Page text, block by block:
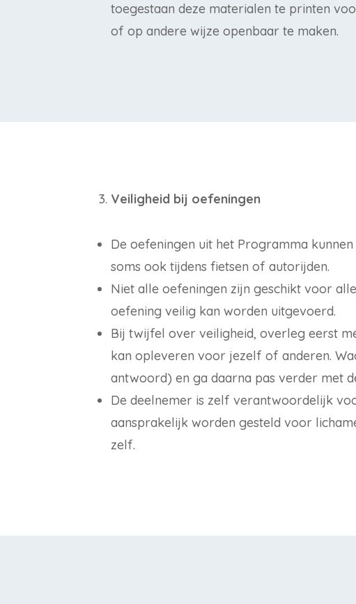
toegestaan deze materialen te printen
of op andere wijze openbaar te maken.
Veiligheid bij oefeningen
De oefeningen uit het Programma
soms ook tijdens fietsen of autorijden.
Niet alle oefeningen zijn geschikt voor
oefening veilig kan worden uitgevoerd.
Bij twijfel over veiligheid, overleg eerst
kan opleveren voor jezelf of anderen.
antwoord) en ga daarna pas verder met
De deelnemer is zelf verantwoordelijk
aansprakelijk worden gesteld voor
zelf.